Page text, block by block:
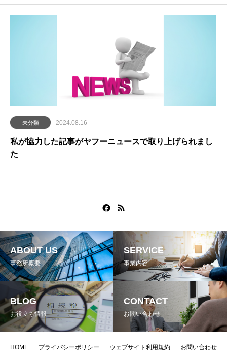
未分類 2024.08.16
私が協力した記事がヤフーニュースで取り上げられまし
た
ABOUT US
事務所概要
SERVICE
事業内容
BLOG
お役立ち情報
CONTACT
お問い合わせ
HOME プライバシーポリシー ウェブサイト利用規約 お問い合わせ